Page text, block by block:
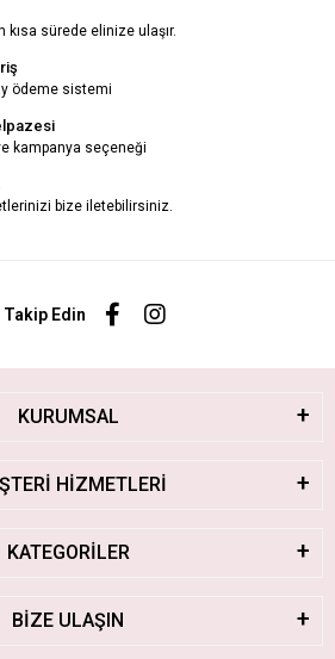
kısa sürede elinize ulaşır.
ödeme sistemi
kampanya seçeneği
bize iletebilirsiniz.
Takip Edin
KURUMSAL
HİZMETLERİ
KATEGORİLER
BİZE ULAŞIN